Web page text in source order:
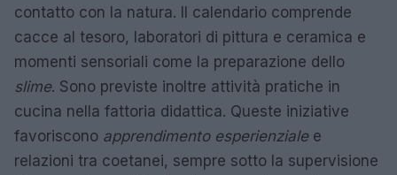
contatto con la natura. Il calendario comprende
cacce al tesoro, laboratori di pittura e ceramica e
momenti sensoriali come la preparazione dello
slime. Sono previste inoltre attività pratiche in
cucina nella fattoria didattica. Queste iniziative
favoriscono apprendimento esperienzialee
relazioni tra coetanei, sempre sotto la supervisione